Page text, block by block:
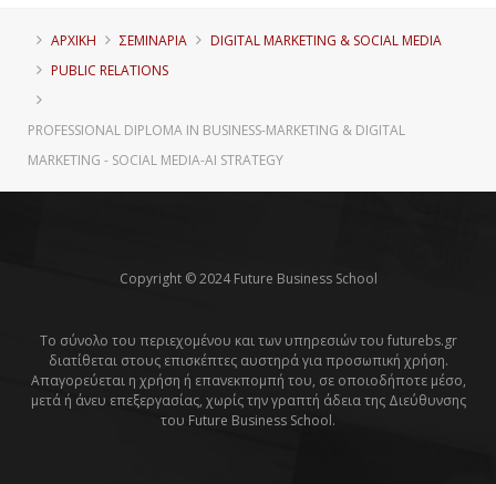
ΑΡΧΙΚΗ ΣΕΜΙΝΑΡΙΑ
DIGITAL MARKETING & SOCIAL MEDIA
PUBLIC RELATIONS
PROFESSIONAL DIPLOMA IN BUSINESS-MARKETING & DIGITAL
MARKETING - SOCIAL MEDIΑ-AI STRATEGY
Copyright © 2024 Future Business School
Το σύνολο του περιεχομένου και των υπηρεσιών του futurebs.gr
διατίθεται στους επισκέπτες αυστηρά για προσωπική χρήση.
Απαγορεύεται η χρήση ή επανεκπομπή του, σε οποιοδήποτε μέσο,
μετά ή άνευ επεξεργασίας, χωρίς την γραπτή άδεια της Διεύθυνσης
του Future Business School.